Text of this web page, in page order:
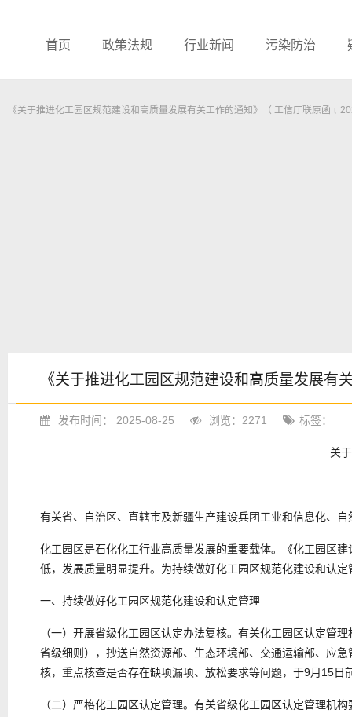
首页 政策法规 行业新闻 污染防治
《关于推进化工园区规范建设和高质量发展有关工作的通知》（ 工信厅联原函
《关于推进化工园区规范建设和高质量发展
发布时间： 2025-08-25 浏览：2271 标签：
关
有关省、自治区、直辖市及新疆生产建设兵团工业和信息化、
化工园区是石化化工行业高质量发展的重要载体。《化工园区
低，发展质量明显提升。为持续做好化工园区规范化建设和认
一、持续做好化工园区规范化建设和认定管理
（一）开展省级化工园区认定办法复核。有关化工园区认定管
省级细则），抄送自然资源部、生态环境部、交通运输部、应
核，重点核查是否存在缺项漏项、放松要求等问题，于9月15日
（二）严格化工园区认定管理。有关省级化工园区认定管理机